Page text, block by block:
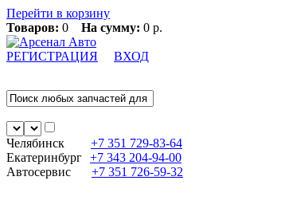
Перейти в корзину
Товаров: 0 На сумму: 0 р.
РЕГИСТРАЦИЯ ВХОД
Челябинск +7 351 729-83-64
Екатеринбург +7 343 204-94-00
Автосервис
+7 351 726-59-32